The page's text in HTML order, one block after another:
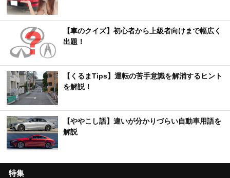
【車のクイズ】初心者から上級者向けまで幅広く
出題！
【くるまTips】運転の苦手意識を解消するヒント
を解説！
【ややこし語】違いが分かりづらい自動車用語を
解説
特集